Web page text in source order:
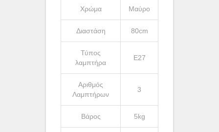
Χρώμα Μαύρο
Διαστάση 80cm
Τύπος
λαμπτήρα
Ε27
Αριθμός
Λαμπτήρων
3
Βάρος 5kg